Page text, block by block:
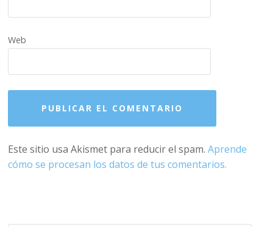
Web
Este sitio usa Akismet para reducir el spam.Aprende
cómo se procesan los datos de tus comentarios.